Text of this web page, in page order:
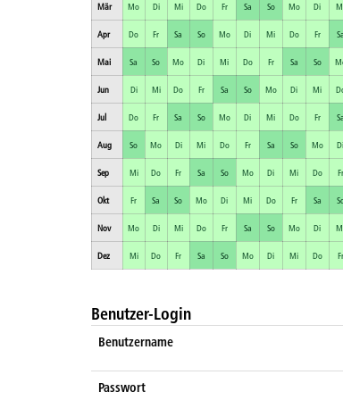
Mär Mo Di Mi Do Fr Sa So Mo Di
Apr Do Fr Sa So Mo Di Mi Do Fr Sa
Mai Sa So Mo Di Mi Do Fr Sa So
Jun Di Mi Do Fr Sa So Mo Di Mi
Jul Do Fr Sa So Mo Di Mi Do Fr Sa
Aug So Mo Di Mi Do Fr Sa So Mo Di
Sep Mi Do Fr Sa So Mo Di Mi Do Fr
Okt Fr Sa So Mo Di Mi Do Fr Sa
Nov Mo Di Mi Do Fr Sa So Mo Di
Dez Mi Do Fr Sa So Mo Di Mi Do Fr
Benutzer-Login
Benutzername
Passwort